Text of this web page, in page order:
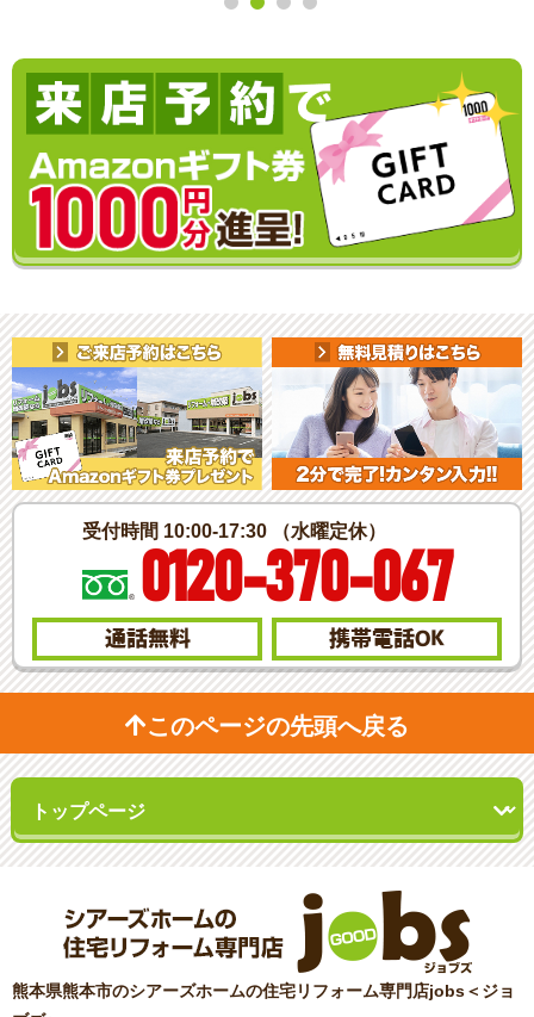
受付時間 10:00-17:30 （水曜定休）
0120-370-067
通話無料 携帯電話OK
このページの先頭へ戻る
熊本県熊本市のシアーズホームの住宅リフォーム専門店jobs＜ジョ